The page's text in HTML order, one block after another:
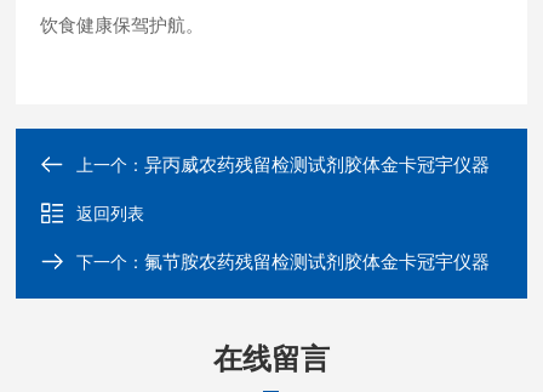
饮食健康保驾护航。
上一个：异丙威农药残留检测试剂胶体金卡冠宇仪器
返回列表
下一个：氟节胺农药残留检测试剂胶体金卡冠宇仪器
在线留言